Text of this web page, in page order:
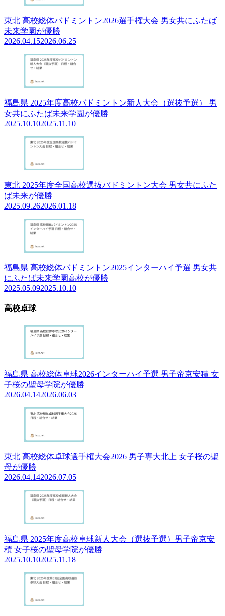
東北 高校総体バドミントン2026選手権大会 男女共にふたば
未来学園が優勝
2026.04.152026.06.25
福島県 2025年度高校バドミントン新人大会（選抜予選） 男
女共にふたば未来学園が優勝
2025.10.102025.11.10
東北 2025年度全国高校選抜バドミントン大会 男女共にふた
ば未来が優勝
2025.09.262026.01.18
福島県 高校総体バドミントン2025インターハイ予選 男女共
にふたば未来学園高校が優勝
2025.05.092025.10.10
高校卓球
福島県 高校総体卓球2026インターハイ予選 男子帝京安積 女
子桜の聖母学院が優勝
2026.04.142026.06.03
東北 高校総体卓球選手権大会2026 男子専大北上 女子桜の聖
母が優勝
2026.04.142026.07.05
福島県 2025年度高校卓球新人大会（選抜予選）男子帝京安
積 女子桜の聖母学院が優勝
2025.10.102025.11.18